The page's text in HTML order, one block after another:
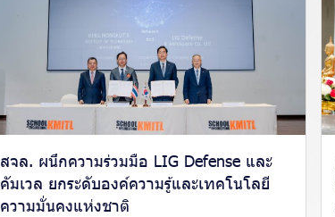
สจล. ผนึกความร่วมมือ LIG Defense และ
คัมเวล ยกระดับองค์ความรู้และเทคโนโลยี
ความมั่นคงแห่งชาติ